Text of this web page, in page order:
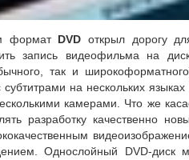
формат DVD открыл дорогу
запись видеофильма на
так и
на нескольких
камерами. Что же
разработку качественно
Однослойный DVD-диск